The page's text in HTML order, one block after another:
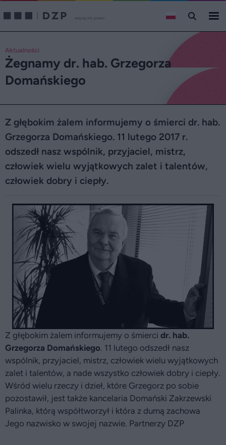
Aktualności
Żegnamy dr. hab. Grzegorza
Domańskiego
Z głębokim żalem informujemy o śmierci dr. hab.
Grzegorza Domańskiego. 11 lutego 2017 r.
odszedł nasz wspólnik, przyjaciel, mistrz,
człowiek wielu wyjątkowych zalet i talentów,
człowiek dobry i ciepły.
Z głębokim żalem informujemy o śmierci dr. hab.
Grzegorza Domańskiego. 11 lutego odszedł nasz
wspólnik, przyjaciel, mistrz, człowiek wielu wyjątkowych
zalet i talentów, a nade wszystko człowiek dobry i ciepły.
Wśród wielu rzeczy i dzieł, które Grzegorz po sobie
pozostawił, jest także kancelaria Domański Zakrzewski
Palinka, którą współtworzył i która z dumą zachowa
Jego nazwisko w swojej nazwie. Partnerzy DZP